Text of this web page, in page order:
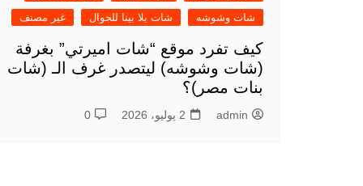
شات وشوشه
شات يلا بينا للجوال غير مصنف
كيف تفرد موقع “شات اميرتي” بغرفة
(شات وشوشه) ليتصدر غرف الـ (شات
بنات مصر)؟
admin 2 يوليو، 2026 0